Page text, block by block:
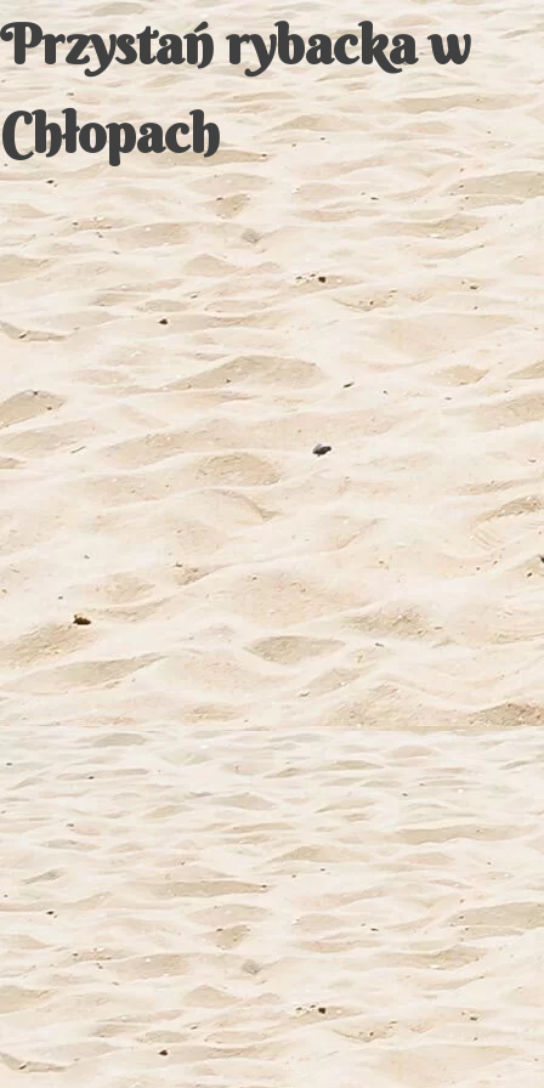
Przystań rybacka w
Chłopach